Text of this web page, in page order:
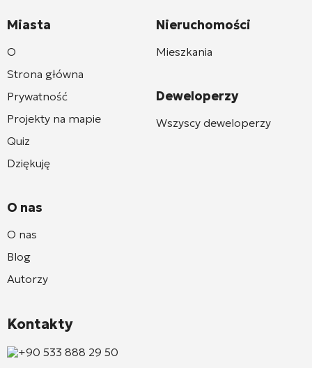
Miasta
O
Strona główna
Prywatność
Projekty na mapie
Quiz
Dziękuję
O nas
O nas
Blog
Autorzy
Nieruchomości
Mieszkania
Deweloperzy
Wszyscy deweloperzy
Kontakty
+90 533 888 29 50